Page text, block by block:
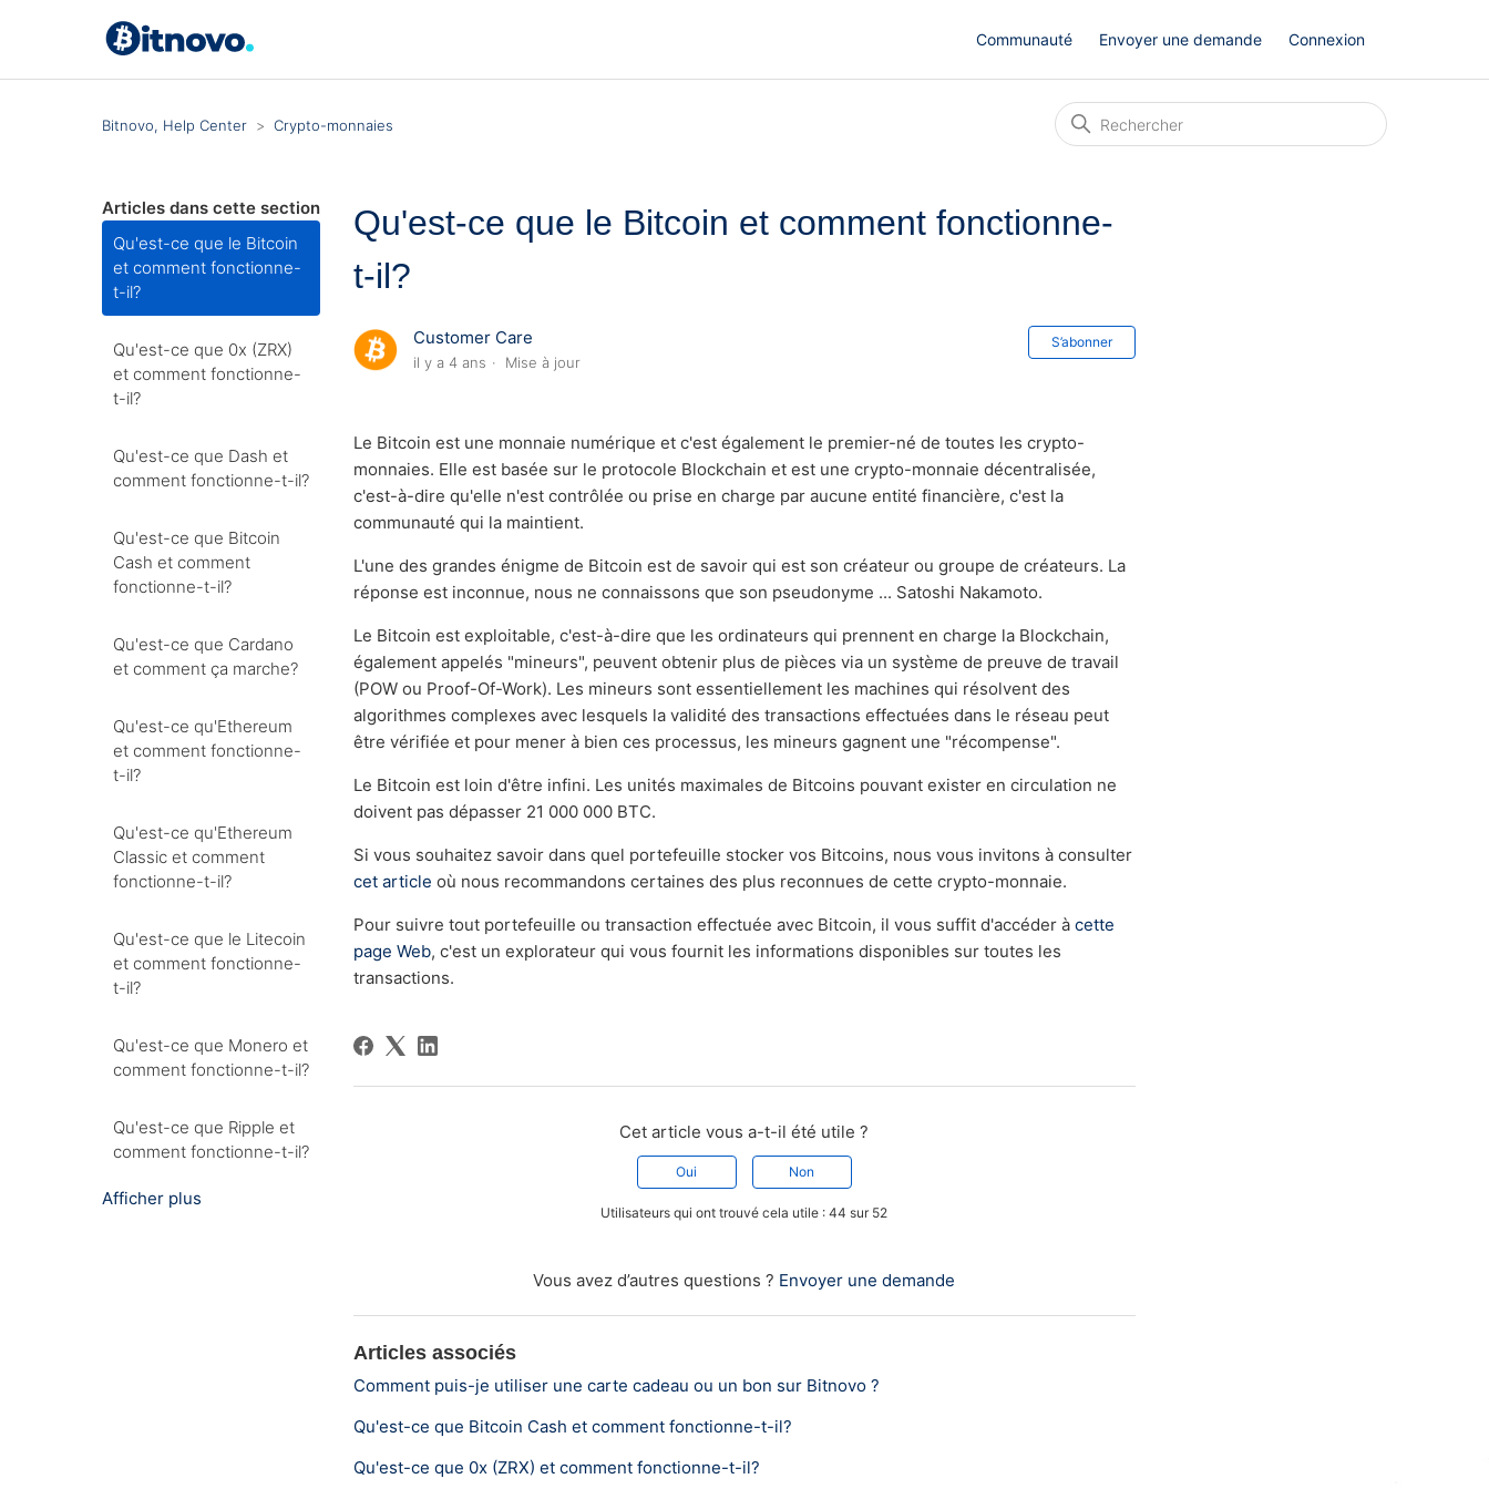
Communauté Envoyer une demande Connexion
Bitnovo, Help Center Crypto-monnaies
Articles dans cette section
Qu'est-ce que le Bitcoin
et comment fonctionne-
t-il?
Qu'est-ce que 0x (ZRX)
et comment fonctionne-
t-il?
Qu'est-ce que Dash et
comment fonctionne-t-il?
Qu'est-ce que Bitcoin
Cash et comment
fonctionne-t-il?
Qu'est-ce que Cardano
et comment ça marche?
Qu'est-ce qu'Ethereum
et comment fonctionne-
t-il?
Qu'est-ce qu'Ethereum
Classic et comment
fonctionne-t-il?
Qu'est-ce que le Litecoin
et comment fonctionne-
t-il?
Qu'est-ce que Monero et
comment fonctionne-t-il?
Qu'est-ce que Ripple et
comment fonctionne-t-il?
Afficher plus
Qu'est-ce que le Bitcoin et comment fonctionne-
t-il?
Customer Care
il y a 4 ans Mise à jour
S’abonner
Le Bitcoin est une monnaie numérique et c'est également le premier-né de toutes les crypto-
monnaies. Elle est basée sur le protocole Blockchain et est une crypto-monnaie décentralisée,
c'est-à-dire qu'elle n'est contrôlée ou prise en charge par aucune entité financière, c'est la
communauté qui la maintient.
L'une des grandes énigme de Bitcoin est de savoir qui est son créateur ou groupe de créateurs. La
réponse est inconnue, nous ne connaissons que son pseudonyme ... Satoshi Nakamoto.
Le Bitcoin est exploitable, c'est-à-dire que les ordinateurs qui prennent en charge la Blockchain,
également appelés "mineurs", peuvent obtenir plus de pièces via un système de preuve de travail
(POW ou Proof-Of-Work). Les mineurs sont essentiellement les machines qui résolvent des
algorithmes complexes avec lesquels la validité des transactions effectuées dans le réseau peut
être vérifiée et pour mener à bien ces processus, les mineurs gagnent une "récompense".
Le Bitcoin est loin d'être infini. Les unités maximales de Bitcoins pouvant exister en circulation ne
doivent pas dépasser 21 000 000 BTC.
Si vous souhaitez savoir dans quel portefeuille stocker vos Bitcoins, nous vous invitons à consulter
cet article où nous recommandons certaines des plus reconnues de cette crypto-monnaie.
Pour suivre tout portefeuille ou transaction effectuée avec Bitcoin, il vous suffit d'accéder à cette
page Web, c'est un explorateur qui vous fournit les informations disponibles sur toutes les
transactions.
Cet article vous a-t-il été utile ?
Oui Non
Utilisateurs qui ont trouvé cela utile : 44 sur 52
Vous avez d’autres questions ? Envoyer une demande
Articles associés
Comment puis-je utiliser une carte cadeau ou un bon sur Bitnovo ?
Qu'est-ce que Bitcoin Cash et comment fonctionne-t-il?
Qu'est-ce que 0x (ZRX) et comment fonctionne-t-il?